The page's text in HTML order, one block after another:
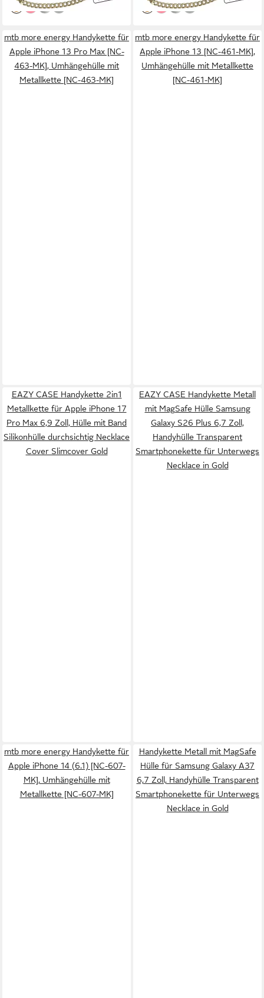
mtb more energy Handykette für
Apple iPhone 13 Pro Max [NC-
463-MK], Umhängehülle mit
Metallkette [NC-463-MK]
mtb more energy Handykette für
Apple iPhone 13 [NC-461-MK],
Umhängehülle mit Metallkette
[NC-461-MK]
EAZY CASE Handykette 2in1
Metallkette für Apple iPhone 17
Pro Max 6,9 Zoll, Hülle mit Band
Silikonhülle durchsichtig Necklace
Cover Slimcover Gold
EAZY CASE Handykette Metall
mit MagSafe Hülle Samsung
Galaxy S26 Plus 6,7 Zoll,
Handyhülle Transparent
Smartphonekette für Unterwegs
Necklace in Gold
mtb more energy Handykette für
Apple iPhone 14 (6.1) [NC-607-
MK], Umhängehülle mit
Metallkette [NC-607-MK]
Handykette Metall mit MagSafe
Hülle für Samsung Galaxy A37
6,7 Zoll, Handyhülle Transparent
Smartphonekette für Unterwegs
Necklace in Gold